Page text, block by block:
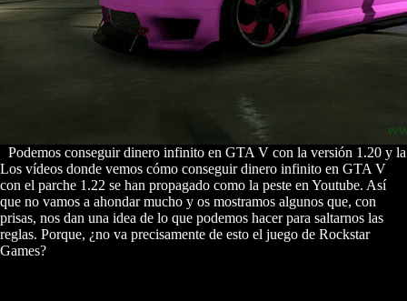
Podemos conseguir dinero infinito en GTA V con la versión 1.20 y
Los vídeos donde vemos cómo conseguir dinero infinito en GTA V
con el parche 1.22 se han propagado como la peste en Youtube. Así
que no vamos a ahondar mucho y os mostramos algunos que, con
prisas, nos dan una idea de lo que podemos hacer para saltarnos las
reglas. Porque, ¿no va precisamente de esto el juego de Rockstar
Games?